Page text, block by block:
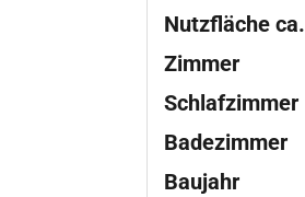
Nutzfläche ca.
Zimmer
Schlafzimmer
Badezimmer
Baujahr